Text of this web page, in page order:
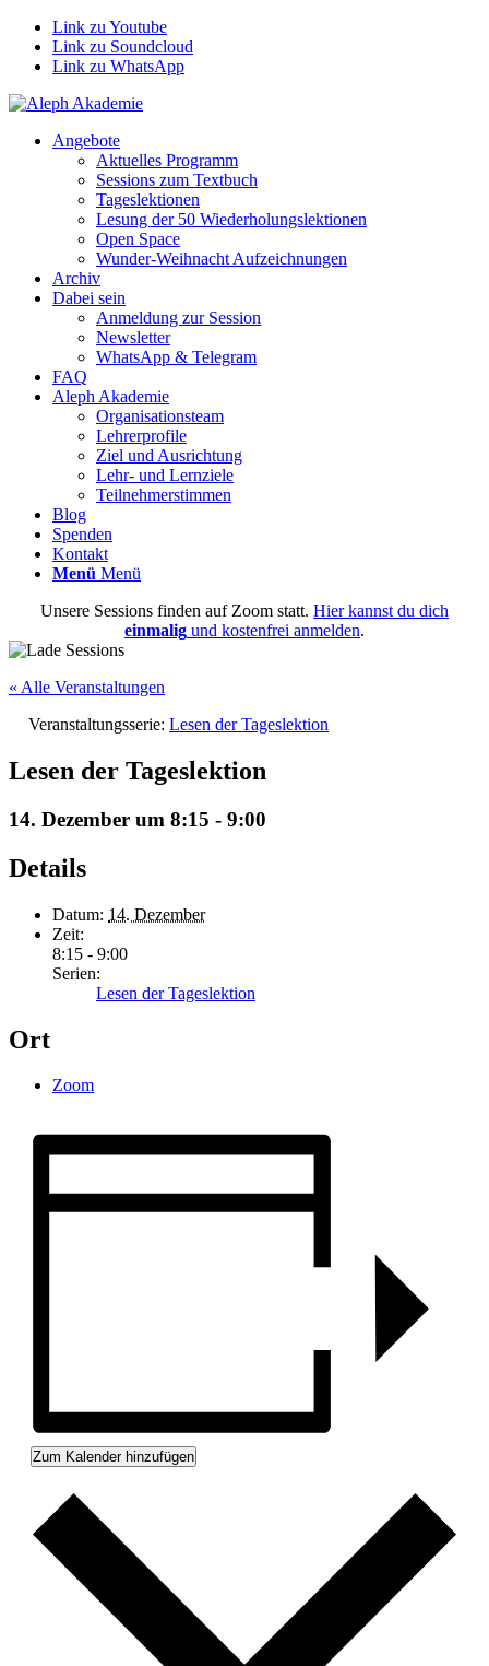
Link zu Youtube
Link zu Soundcloud
Link zu WhatsApp
Angebote
Aktuelles Programm
Sessions zum Textbuch
Tageslektionen
Lesung der 50 Wiederholungslektionen
Open Space
Wunder-Weihnacht Aufzeichnungen
Archiv
Dabei sein
Anmeldung zur Session
Newsletter
WhatsApp & Telegram
FAQ
Aleph Akademie
Organisationsteam
Lehrerprofile
Ziel und Ausrichtung
Lehr- und Lernziele
Teilnehmerstimmen
Blog
Spenden
Kontakt
Menü Menü
Unsere Sessions finden auf Zoom statt. Hier kannst du dich
einmalig und kostenfrei anmelden.
« Alle Veranstaltungen
Veranstaltungsserie: Lesen der Tageslektion
Lesen der Tageslektion
14. Dezember um 8:15 - 9:00
Details
Datum: 14. Dezember
Zeit:
8:15 - 9:00
Serien:
Lesen der Tageslektion
Ort
Zoom
Zum Kalender hinzufügen